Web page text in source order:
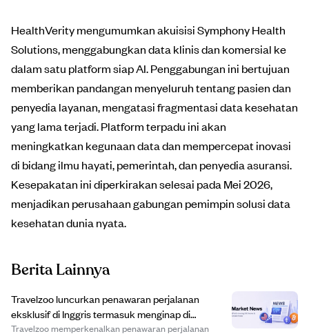
HealthVerity mengumumkan akuisisi Symphony Health
Solutions, menggabungkan data klinis dan komersial ke
dalam satu platform siap AI. Penggabungan ini bertujuan
memberikan pandangan menyeluruh tentang pasien dan
penyedia layanan, mengatasi fragmentasi data kesehatan
yang lama terjadi. Platform terpadu ini akan
meningkatkan kegunaan data dan mempercepat inovasi
di bidang ilmu hayati, pemerintah, dan penyedia asuransi.
Kesepakatan ini diperkirakan selesai pada Mei 2026,
menjadikan perusahaan gabungan pemimpin solusi data
kesehatan dunia nyata.
Berita Lainnya
Travelzoo luncurkan penawaran perjalanan
eksklusif di Inggris termasuk menginap di
Cotswolds dan liburan Praha
Travelzoo memperkenalkan penawaran perjalanan